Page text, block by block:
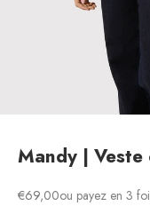
Mandy | Veste
Prix de vente
€69,00ou payez en 3